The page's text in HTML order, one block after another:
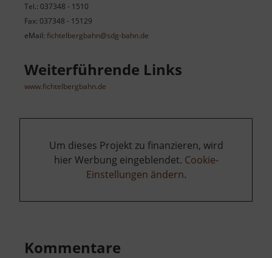
Tel.: 037348 - 1510
Fax: 037348 - 15129
eMail: fichtelbergbahn@sdg-bahn.de
Weiterführende Links
www.fichtelbergbahn.de
Um dieses Projekt zu finanzieren, wird
hier Werbung eingeblendet. Cookie-
Einstellungen ändern.
Kommentare